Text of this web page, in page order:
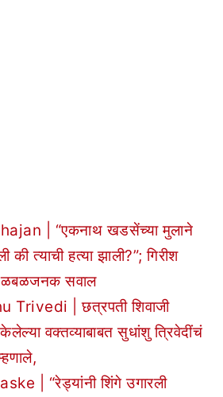
| “एकनाथ खडसेंच्या मुलाने
की त्याची हत्या झाली?”; गिरीश
सवाल
Trivedi | छत्रपती शिवाजी
केलेल्या वक्तव्याबाबत सुधांशु त्रिवेदींचं
| “रेड्यांनी शिंगे उगारली